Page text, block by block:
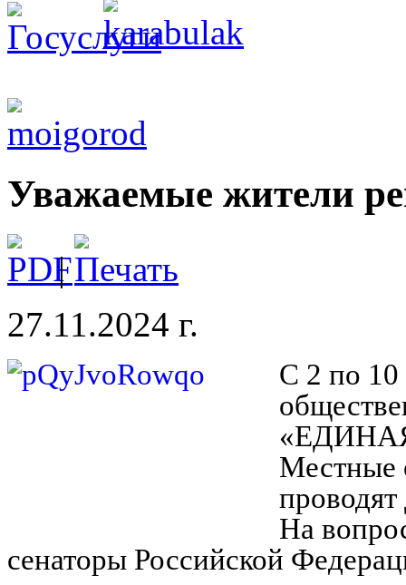
Уважаемые жители
|
27.11.2024 г.
С 2 по 10
Местные
На
сенаторы Российской